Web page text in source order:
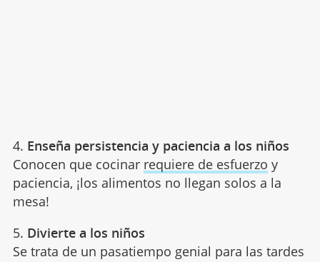
4. Enseña persistencia y paciencia a los niños
Conocen que cocinar requiere de esfuerzo y
paciencia, ¡los alimentos no llegan solos a la
mesa!
5. Divierte a los niños
Se trata de un pasatiempo genial para las tardes